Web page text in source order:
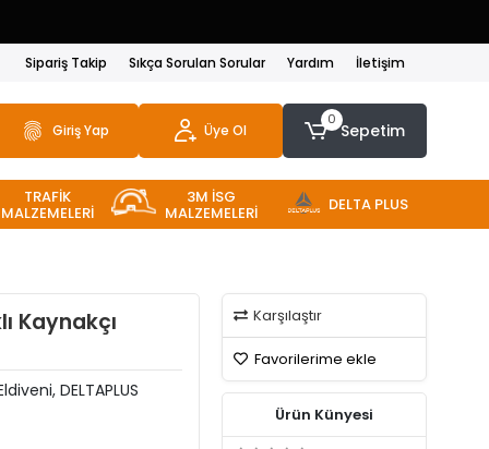
Sipariş Takip Sıkça Sorulan Sorular Yardım İletişim
Giriş Yap Üye Ol
0
Sepetim
TRAFİK
MALZEMELERİ
3M İSG
MALZEMELERİ DELTA PLUS
Kaynakçı
DELTAPLUS
Karşılaştır
Favorilerime ekle
Ürün Künyesi